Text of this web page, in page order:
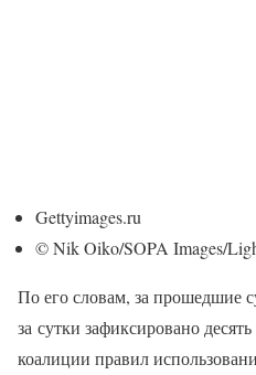
Gettyimages.ru
© Nik Oiko/SOPA Images/
По его словам, за прошедшие
за сутки зафиксировано
коалиции правил